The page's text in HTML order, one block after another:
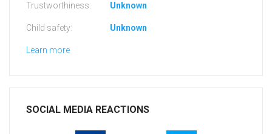
Trustworthiness: Unknown
Child safety: Unknown
Learn more
SOCIAL MEDIA REACTIONS